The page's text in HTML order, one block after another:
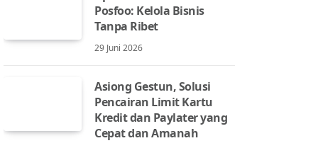
Posfoo: Kelola Bisnis
Tanpa Ribet
29 Juni 2026
Asiong Gestun, Solusi
Pencairan Limit Kartu
Kredit dan Paylater yang
Cepat dan Amanah